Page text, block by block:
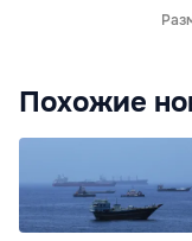
Похожие